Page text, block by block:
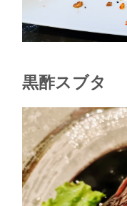
黒酢スブタ